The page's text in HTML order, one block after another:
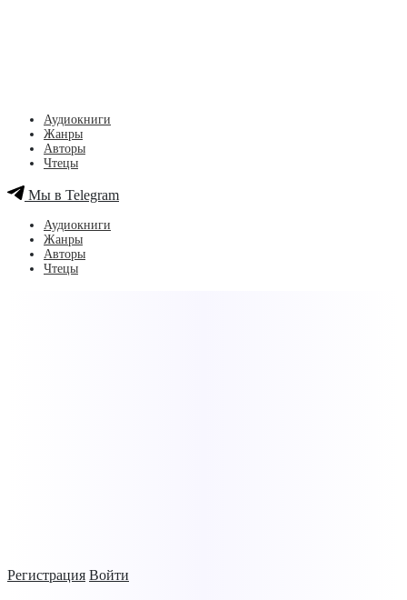
Регистрация Войти
Аудиокниги
Жанры
Авторы
Чтецы
Мы в Telegram
Аудиокниги
Жанры
Авторы
Чтецы